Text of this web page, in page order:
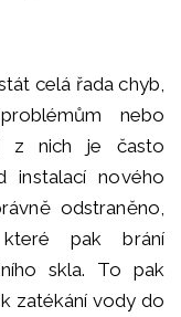
celá řada chyb,
nebo
z nich je často
instalací nového
odstraněno,
pak brání
skla. To pak
zatékání vody do